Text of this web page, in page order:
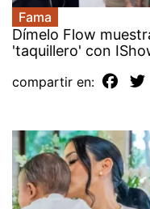
Fama
Dímelo Flow
'taquillero' con
compartir en: